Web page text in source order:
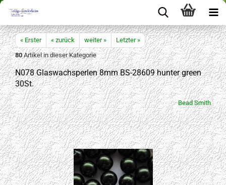
« Erster « zurück weiter »
Letzter »
80Artikel in dieser Kategorie
N078 Glaswachsperlen 8mm BS-28609 hunter green
30St.
Bead Smith